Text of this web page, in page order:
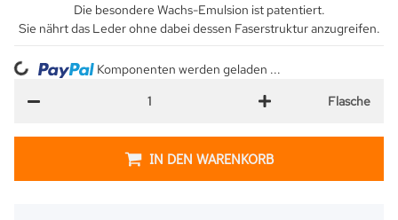
Die besondere Wachs-Emulsion ist patentiert.
Sie nährt das Leder ohne dabei dessen Faserstruktur anzugreifen.
Flasche
IN DEN WARENKORB
Komponenten werden geladen ...